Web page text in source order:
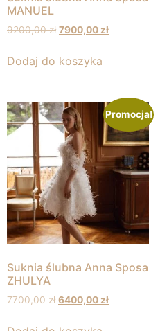
MANUEL
9200,00zł 7900,00 zł
Dodaj do koszyka
Promocja!
Suknia ślubna Anna Sposa
ZHULYA
7700,00zł 6400,00 zł